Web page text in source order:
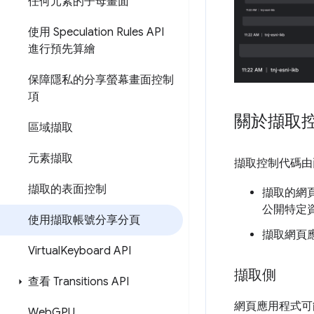
使用 Speculation Rules API
進行預先算繪
保障隱私的分享螢幕畫面控制
項
區域擷取
元素擷取
擷取的表面控制
使用擷取帳號分享分頁
VirtualKeyboard API
查看 Transitions API
關於擷取
擷取控制代碼
擷取的網
公開特定
擷取網頁
擷取側
網頁應用程式